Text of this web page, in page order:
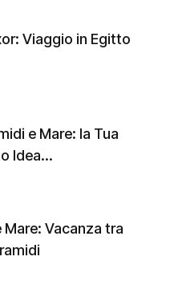
Viaggio in Egitto
e Mare: la Tua
Idea...
Vacanza tra